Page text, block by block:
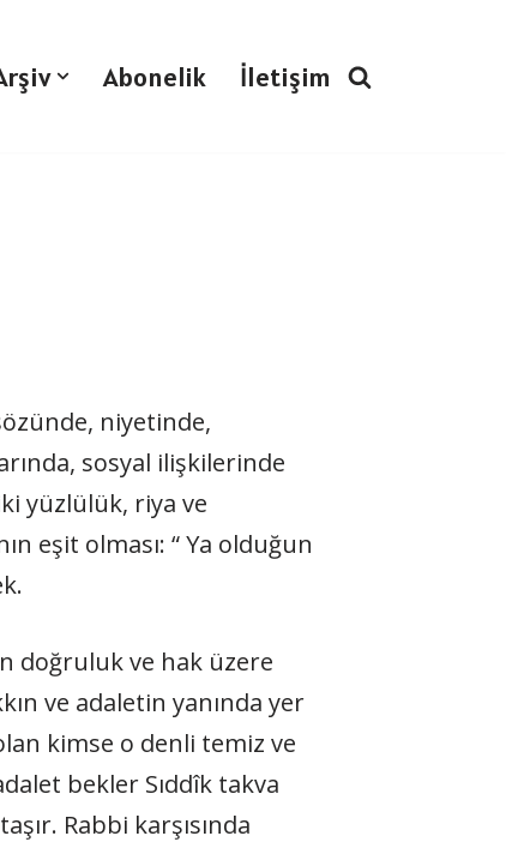
Abonelik İletişim
niyetinde,
sosyal ilişkilerinde
yüz­lülük, riya ve
eşit olması: “ Ya olduğun
doğruluk ve hak üzere
ve adaletin yanında yer
kimse o denli temiz ve
bekler Sıddîk takva
Rabbi karşısında